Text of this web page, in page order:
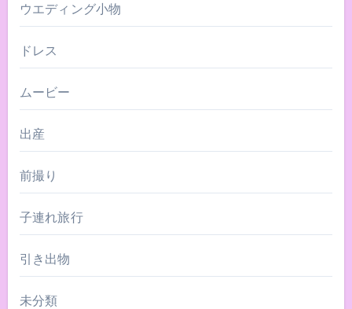
ウエディング小物
ドレス
ムービー
出産
前撮り
子連れ旅行
引き出物
未分類